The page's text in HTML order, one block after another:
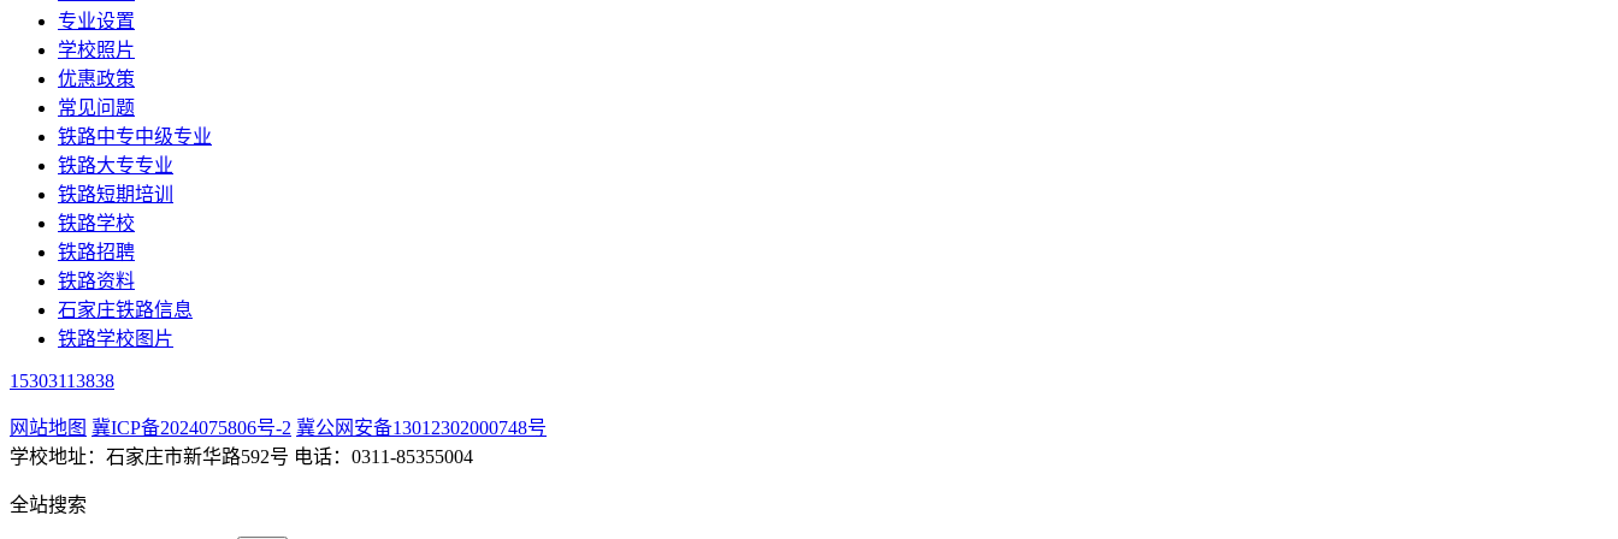
专业设置
学校照片
优惠政策
常见问题
铁路中专中级专业
铁路大专专业
铁路短期培训
铁路学校
铁路招聘
铁路资料
石家庄铁路信息
铁路学校图片
15303113838
网站地图 冀ICP备2024075806号-2 冀公网安备13012302000748号
学校地址：石家庄市新华路592号 电话：0311-85355004
全站搜索